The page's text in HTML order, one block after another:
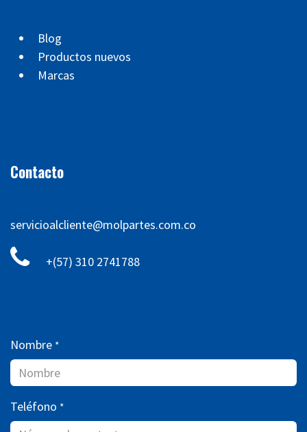
Blog
Productos nuevos
Marcas
Contacto
servicioalcliente@molpartes.com.co
+(57) 310 2741788
Nombre *
Teléfono *